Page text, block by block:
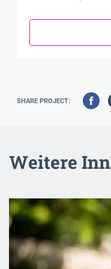
SHARE PROJECT:
Weitere